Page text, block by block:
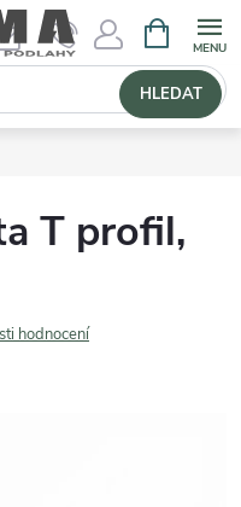
HLEDAT
T profil,
hodnocení